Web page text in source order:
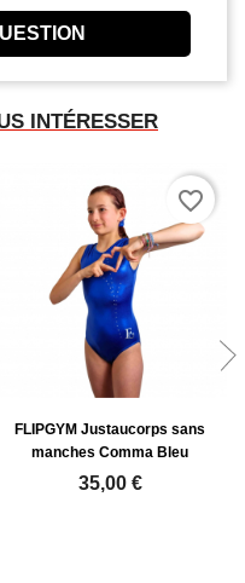
INTÉRESSER
FLIPGYM Justaucorps sans
manches Comma Bleu
35,00 €
favorite_border